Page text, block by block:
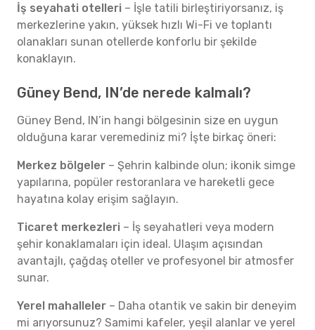
İş seyahati otelleri – İşle tatili birleştiriyorsanız, iş
merkezlerine yakın, yüksek hızlı Wi-Fi ve toplantı
olanakları sunan otellerde konforlu bir şekilde
konaklayın.
Güney Bend, IN’de nerede kalmalı?
Güney Bend, IN’in hangi bölgesinin size en uygun
olduğuna karar veremediniz mi? İşte birkaç öneri:
Merkez bölgeler – Şehrin kalbinde olun; ikonik simge
yapılarına, popüler restoranlara ve hareketli gece
hayatına kolay erişim sağlayın.
Ticaret merkezleri – İş seyahatleri veya modern
şehir konaklamaları için ideal. Ulaşım açısından
avantajlı, çağdaş oteller ve profesyonel bir atmosfer
sunar.
Yerel mahalleler – Daha otantik ve sakin bir deneyim
mi arıyorsunuz? Samimi kafeler, yeşil alanlar ve yerel